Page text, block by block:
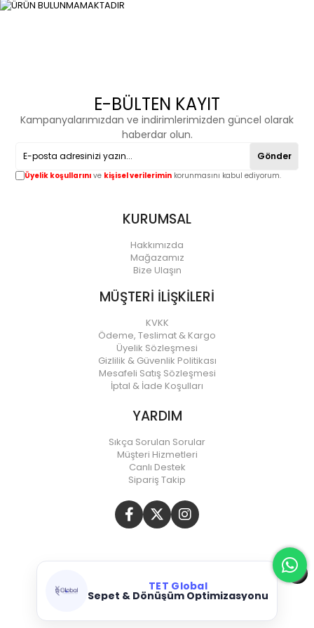
E-BÜLTEN KAYIT
Kampanyalarımızdan ve indirimlerimizden güncel olarak
haberdar olun.
Gönder
Üyelik koşullarını ve kişisel verilerimin korunmasını kabul ediyorum.
KURUMSAL
Hakkımızda
Mağazamız
Bize Ulaşın
MÜŞTERİ İLİŞKİLERİ
KVKK
Ödeme, Teslimat & Kargo
Üyelik Sözleşmesi
Gizlilik & Güvenlik Politikası
Mesafeli Satış Sözleşmesi
İptal & İade Koşulları
YARDIM
Sıkça Sorulan Sorular
Müşteri Hizmetleri
Canlı Destek
Sipariş Takip
TET Global
Sepet & Dönüşüm Optimizasyonu